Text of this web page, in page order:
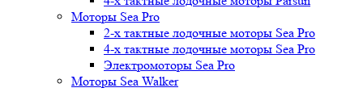
Моторы Sea Pro
2-х тактные лодочные моторы Sea Pro
4-х тактные лодочные моторы Sea Pro
Электромоторы Sea Pro
Моторы Sea Walker